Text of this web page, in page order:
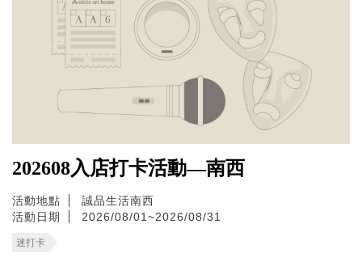
202608入店打卡活動—南西
活動地點
誠品生活南西
活動日期
2026/08/01~2026/08/31
迷打卡